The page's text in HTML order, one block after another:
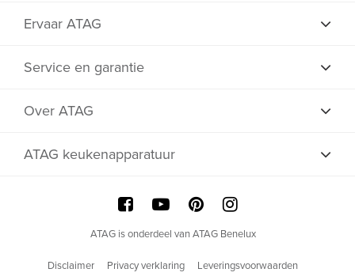
Ervaar ATAG
Service en garantie
Over ATAG
ATAG keukenapparatuur
ATAG is onderdeel van ATAG Benelux
Disclaimer Privacy verklaring Leveringsvoorwaarden